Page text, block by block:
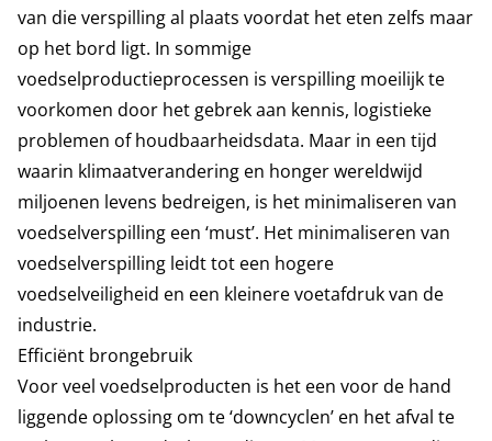
van die verspilling al plaats voordat het eten zelfs maar
op het bord ligt. In sommige
voedselproductieprocessen is verspilling moeilijk te
voorkomen door het gebrek aan kennis, logistieke
problemen of houdbaarheidsdata. Maar in een tijd
waarin klimaatverandering en honger wereldwijd
miljoenen levens bedreigen, is het minimaliseren van
voedselverspilling een ‘must’. Het minimaliseren van
voedselverspilling leidt tot een hogere
voedselveiligheid en een kleinere voetafdruk van de
industrie.
Efficiënt brongebruik
Voor veel voedselproducten is het een voor de hand
liggende oplossing om te ‘downcyclen’ en het afval te